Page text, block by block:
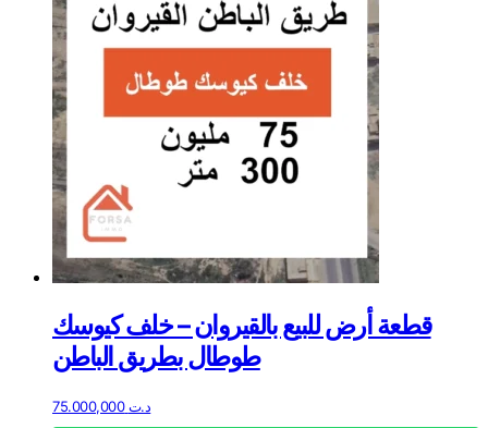
قطعة أرض للبيع بالقيروان – خلف كيوسك
طوطال بطريق الباطن
د.ت75.000,000